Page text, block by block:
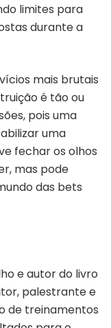
limites para
durante a
mais brutais
é tão ou
pois uma
uma
fechar os olhos
mas pode
das bets
e autor do livro
palestrante e
de treinamentos